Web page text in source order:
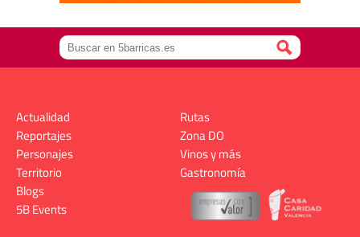
Actualidad
Reportajes
Personajes
Territorio
Rutas
Zona DO
Vinos y más
Gastronomía
Blogs
5B Events